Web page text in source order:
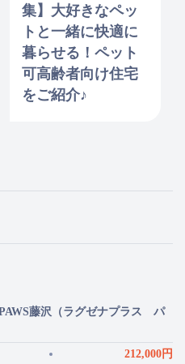
集】大好きなペッ
トと一緒に快適に
暮らせる！ペット
可高齢者向け住宅
をご紹介♪
藤沢（ラグゼナプラス パ
212,000円